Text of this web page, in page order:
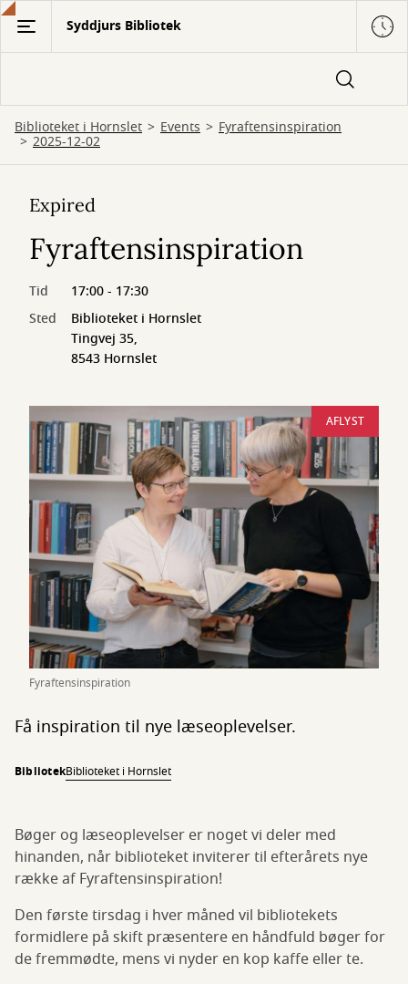
Gå
hovedindhold
Syddjurs Bibliotek
Biblioteket i Hornslet Events Fyraftensinspiration
2025-12-02
AFLYST
Fyraftensinspiration
Expired
Fyraftensinspiration
Tid
17:00 - 17:30
Sted
Biblioteket i Hornslet
Tingvej 35,
8543 Hornslet
Få inspiration til nye læseoplevelser.
BibliotekBiblioteket i Hornslet
Bøger og læseoplevelser er noget vi deler med
hinanden, når biblioteket inviterer til efterårets nye
række af Fyraftensinspiration!
Den første tirsdag i hver måned vil bibliotekets
formidlere på skift præsentere en håndfuld bøger for
de fremmødte, mens vi nyder en kop kaffe eller te.